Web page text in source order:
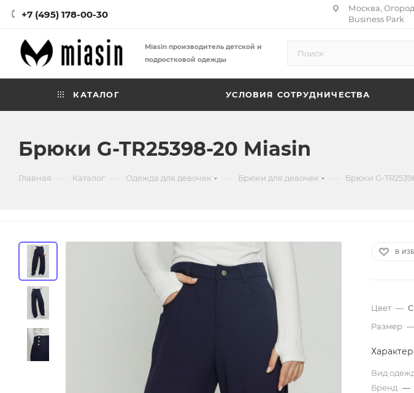
+7 (495) 178-00-30
Москва,
Business Park
Miasin производитель детской и
подростковой одежды
КАТАЛОГ УСЛОВИЯ СОТРУДНИЧЕСТВА
Брюки G-TR25398-20 Miasin
Главная Каталог Одежда для девочек Брюки для девочек Брюки G-
В
Цвет —
Размер —
Вид
Бренд —